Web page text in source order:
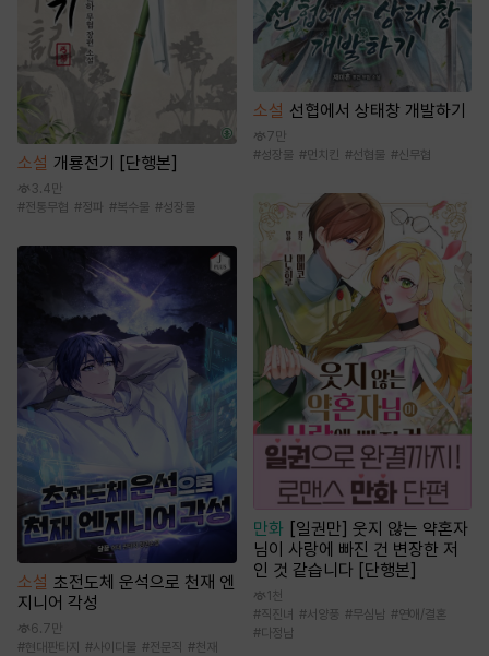
소설 개룡전기 [단행본]
3.4만
#전통무협 #정파 #복수물 #성장물
소설 초전도체 운석으로 천재 엔
지니어 각성
6.7만
#현대판타지 #사이다물 #전문직 #천재
소설 선협에서 상태창 개발하기
7만
#성장물 #먼치킨 #선협물 #신무협
만화 [일권만] 웃지 않는 약혼자
님이 사랑에 빠진 건 변장한 저
인 것 같습니다 [단행본]
1천
#직진녀 #서양풍 #무심남 #연애/결혼
#다정남